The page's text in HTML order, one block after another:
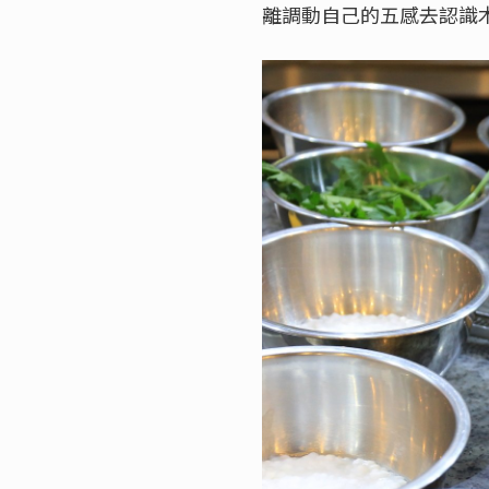
離調動自己的五感去認識